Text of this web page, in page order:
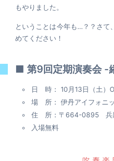
もやりました。
ということは今年も…？？さて
めてください！
■ 第9回定期演奏会 -
日 時： 10月13日（土）
場 所： 伊丹アイフォニ
住 所：〒664-0895 兵
入場無料